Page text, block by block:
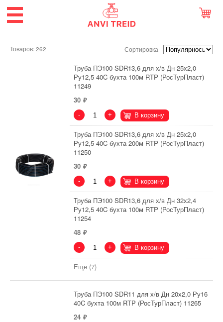
Товаров: 262 Сортировка
Труба ПЭ100 SDR13,6 для х/в Дн 25х2,0
Ру12,5 40C бухта 100м RTP (РосТурПласт)
11249
30
- + В корзину
Труба ПЭ100 SDR13,6 для х/в Дн 25х2,0
Ру12,5 40C бухта 200м RTP (РосТурПласт)
11250
30
- + В корзину
Труба ПЭ100 SDR13,6 для х/в Дн 32х2,4
Ру12,5 40C бухта 100м RTP (РосТурПласт)
11254
48
- + В корзину
Еще (7)
Труба ПЭ100 SDR11 для х/в Дн 20х2,0 Ру16
40C бухта 100м RTP (РосТурПласт) 11265
24